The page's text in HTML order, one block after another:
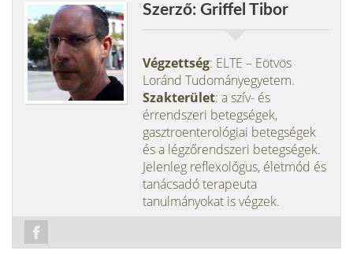
Szerző: Griffel Tibor
Végzettség: ELTE – Eötvös
Loránd Tudományegyetem.
Szakterület: a szív- és
érrendszeri betegségek,
gasztroenterológiai betegségek
és a légzőrendszeri betegségek.
Jelenleg reflexológus, életmód és
tanácsadó terapeuta
tanulmányokat is végzek.